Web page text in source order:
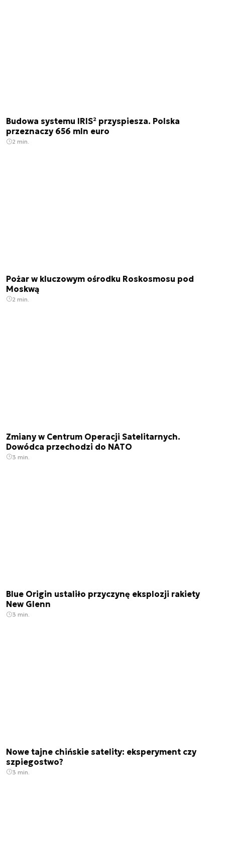
Budowa systemu IRIS² przyspiesza. Polska
przeznaczy 656 mln euro
2 min.
Pożar w kluczowym ośrodku Roskosmosu pod
Moskwą
2 min.
Zmiany w Centrum Operacji Satelitarnych.
Dowódca przechodzi do NATO
3 min.
Blue Origin ustaliło przyczynę eksplozji rakiety
New Glenn
3 min.
Nowe tajne chińskie satelity: eksperyment czy
szpiegostwo?
3 min.